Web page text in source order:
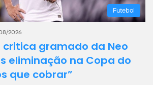
Futebol
2026
critica gramado da Neo
eliminação na Copa do
que cobrar”